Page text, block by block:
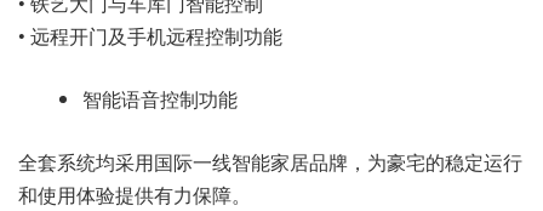
• 远程开门及手机远程控制功能
智能语音控制功能
全套系统均采用国际一线智能家居品牌，为豪宅的稳定运行
和使用体验提供有力保障。